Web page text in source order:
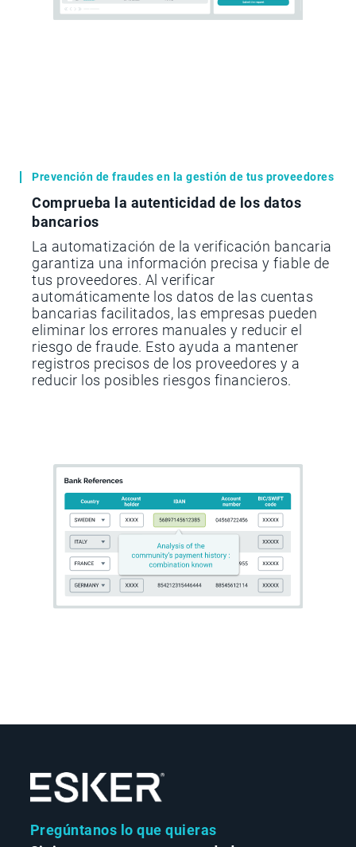
Prevención de fraudes en la gestión de tus proveedores
Comprueba la autenticidad de los datos
bancarios
La automatización de la verificación bancaria
garantiza una información precisa y fiable de
tus proveedores. Al verificar
automáticamente los datos de las cuentas
bancarias facilitados, las empresas pueden
eliminar los errores manuales y reducir el
riesgo de fraude. Esto ayuda a mantener
registros precisos de los proveedores y a
reducir los posibles riesgos financieros.
Pregúntanos lo que quieras